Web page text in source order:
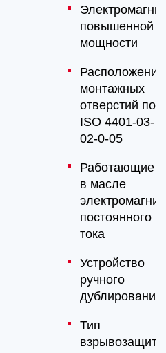
Электромагнит
повышенной
мощности
Расположение
монтажных
отверстий по
ISO 4401-03-
02-0-05
Работающие
в масле
постоянного
тока
Устройство
ручного
дублирования
Тип
взрывозащиты